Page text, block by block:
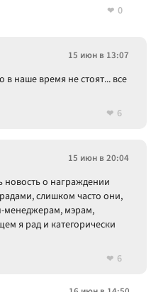
0
15 июн в 13:07
в наше время не стоят... все
6
15 июн в 20:04
о награждении
слишком часто они,
менеджерам, мэрам,
я рад и категорически
6